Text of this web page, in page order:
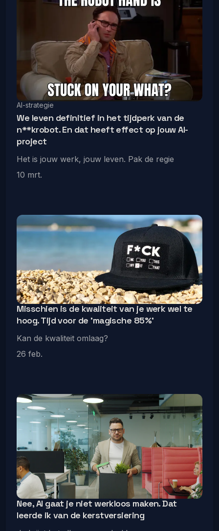
AI-strategie
We leven definitief in het tijdperk van de
n**krobot. En dat heeft effect op jouw AI-
project
Het is jouw werk, jouw leven. Pak de regie
10 mrt.
Misschien is de kwaliteit van je werk wel te
hoog. Tijd voor de 'magische 85%'
Kan de kwaliteit omlaag?
26 feb.
Nee, AI gaat je niet werkloos maken. Dat
leerde ik van de kerstversiering